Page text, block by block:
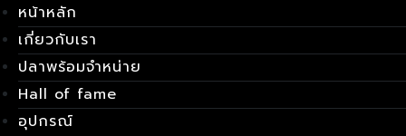
Skip
to
content
หน้าหลัก
เกี่ยวกับเรา
ปลาพร้อมจำหน่าย
Hall of fame
อุปกรณ์
เมนู